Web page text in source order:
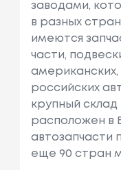
заводами,
в разных
имеются
части,
американских,
российских
крупный склад
расположен в
автозапчасти
еще 90 стран